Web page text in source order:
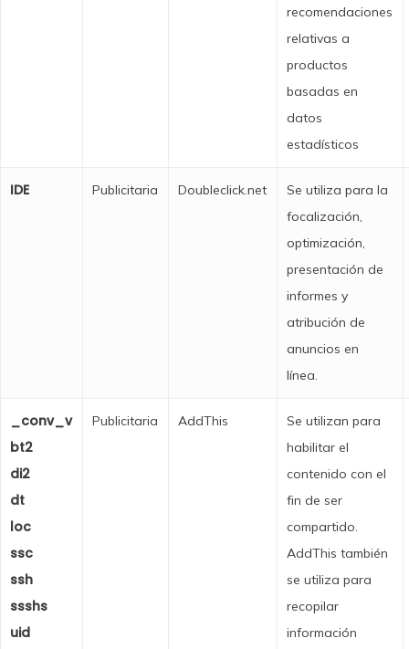
recomendaciones
relativas a
productos
basadas en
datos
estadísticos
IDE Publicitaria Doubleclick.net
Se utiliza para la
focalización,
optimización,
presentación de
informes y
atribución de
anuncios en
línea.
_conv_v
bt2
di2
dt
loc
ssc
ssh
ssshs
uid
Publicitaria AddThis
Se utilizan para
habilitar el
contenido con el
fin de ser
compartido.
AddThis también
se utiliza para
recopilar
información